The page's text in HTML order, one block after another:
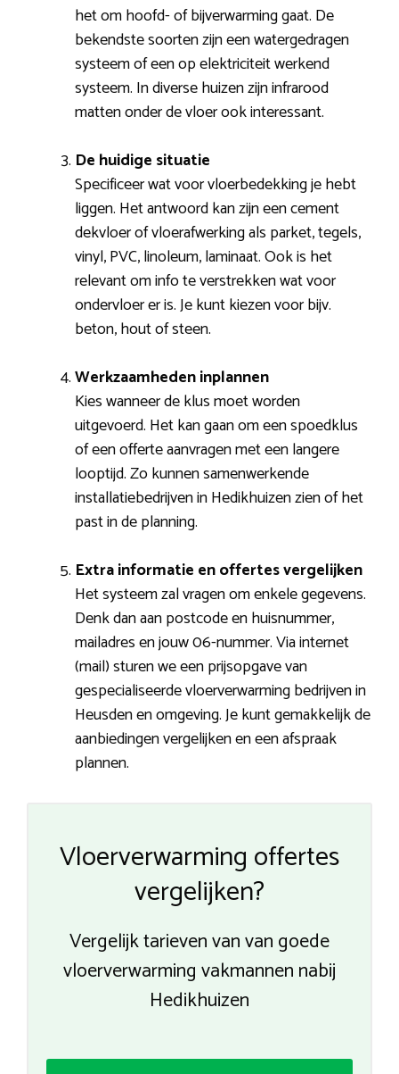
het om hoofd- of bijverwarming gaat. De
bekendste soorten zijn een watergedragen
systeem of een op elektriciteit werkend
systeem. In diverse huizen zijn infrarood
matten onder de vloer ook interessant.
De huidige situatie
Specificeer wat voor vloerbedekking je hebt
liggen. Het antwoord kan zijn een cement
dekvloer of vloerafwerking als parket, tegels,
vinyl, PVC, linoleum, laminaat. Ook is het
relevant om info te verstrekken wat voor
ondervloer er is. Je kunt kiezen voor bijv.
beton, hout of steen.
Werkzaamheden inplannen
Kies wanneer de klus moet worden
uitgevoerd. Het kan gaan om een spoedklus
of een offerte aanvragen met een langere
looptijd. Zo kunnen samenwerkende
installatiebedrijven in Hedikhuizen zien of het
past in de planning.
Extra informatie en offertes vergelijken
Het systeem zal vragen om enkele gegevens.
Denk dan aan postcode en huisnummer,
mailadres en jouw 06-nummer. Via internet
(mail) sturen we een prijsopgave van
gespecialiseerde vloerverwarming bedrijven in
Heusden en omgeving. Je kunt gemakkelijk de
aanbiedingen vergelijken en een afspraak
plannen.
Vloerverwarming offertes
vergelijken?
Vergelijk tarieven van van goede
vloerverwarming vakmannen nabij
Hedikhuizen